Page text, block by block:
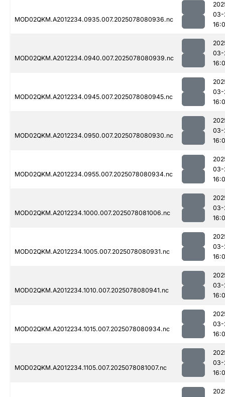
MOD02QKM.A2012234.0935.007.2025078080936.nc
03-
MOD02QKM.A2012234.0940.007.2025078080939.nc
03-
MOD02QKM.A2012234.0945.007.2025078080945.nc
03-
MOD02QKM.A2012234.0950.007.2025078080930.nc
03-
MOD02QKM.A2012234.0955.007.2025078080934.nc
03-
MOD02QKM.A2012234.1000.007.2025078081006.nc
03-
MOD02QKM.A2012234.1005.007.2025078080931.nc
03-
MOD02QKM.A2012234.1010.007.2025078080941.nc
03-
MOD02QKM.A2012234.1015.007.2025078080934.nc
03-
MOD02QKM.A2012234.1105.007.2025078081007.nc
03-